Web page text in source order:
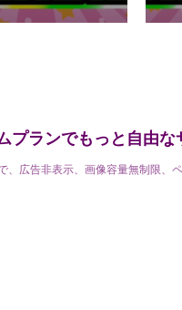
プランでもっと自由な
、広告非表示、画像容量無制限、